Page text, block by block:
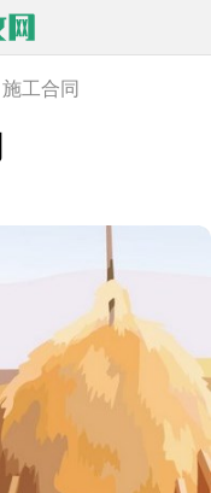
施工合同